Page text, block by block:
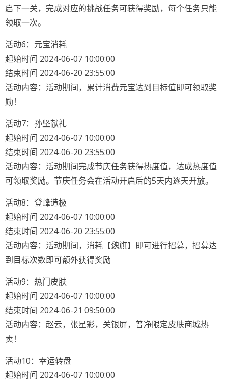
启下一关，完成对应的挑战任务可获得奖励，每个任务只能
领取一次。
活动6：元宝消耗
起始时间 2024-06-07 10:00:00
结束时间 2024-06-20 23:55:00
活动内容：活动期间，累计消费元宝达到目标值即可领取奖
励！
活动7：孙坚献礼
起始时间 2024-06-07 10:00:00
结束时间 2024-06-20 23:55:00
活动内容：活动期间完成节庆任务获得热度值，达成热度值
可领取奖励。节庆任务会在活动开启后的5天内逐天开放。
活动8：登峰造极
起始时间 2024-06-07 10:00:00
结束时间 2024-06-20 23:55:00
活动内容：活动期间，消耗【魏旗】即可进行招募，招募达
到目标次数即可额外获得奖励
活动9：热门皮肤
起始时间 2024-06-07 10:00:00
结束时间 2024-06-21 09:50:00
活动内容：赵云，张星彩，关银屏，普净限定皮肤商城热
卖！
活动10：幸运转盘
起始时间 2024-06-07 10:00:00